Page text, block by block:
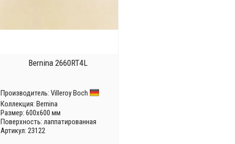
Bernina 2660RT4L
Производитель: Villeroy Boch
Коллекция: Bernina
Размер: 600x600 мм
Поверхность: лаппатированная
Артикул: 23122